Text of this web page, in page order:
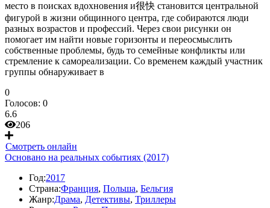
место в поисках вдохновения и很快 становится центральной
фигурой в жизни общинного центра, где собираются люди
разных возрастов и профессий. Через свои рисунки он
помогает им найти новые горизонты и переосмыслить
собственные проблемы, будь то семейные конфликты или
стремление к самореализации. Со временем каждый участник
группы обнаруживает в
0
Голосов: 0
6.6
206
Смотреть онлайн
Основано на реальных событиях (2017)
Год:2017
Страна:Франция, Польша, Бельгия
Жанр:Драма, Детективы, Триллеры